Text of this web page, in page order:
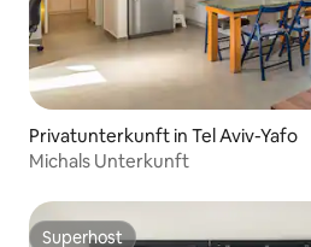
Privatunterkunft in Tel Aviv-Yafo
Michals Unterkunft
Superhost